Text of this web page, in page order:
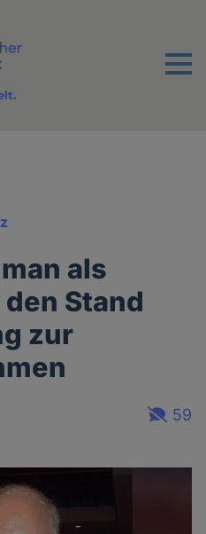
Menu
als
Stand
zur
59